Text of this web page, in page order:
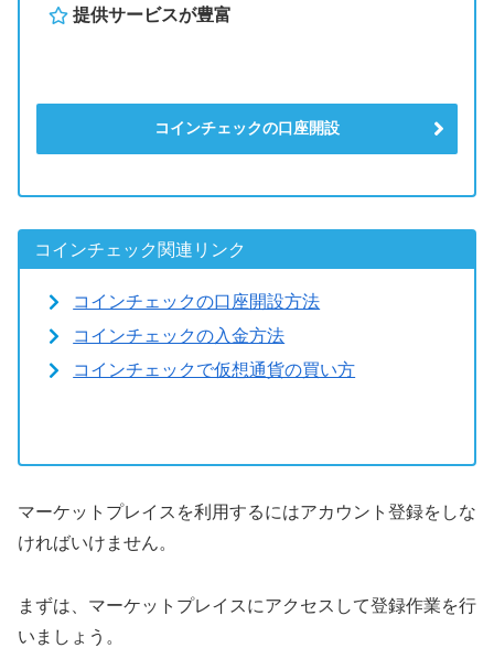
提供サービスが豊富
コインチェックの口座開設
コインチェック関連リンク
コインチェックの口座開設方法
コインチェックの入金方法
コインチェックで仮想通貨の買い方
マーケットプレイスを利用するにはアカウント登録をしな
ければいけません。
まずは、マーケットプレイスにアクセスして登録作業を行
いましょう。